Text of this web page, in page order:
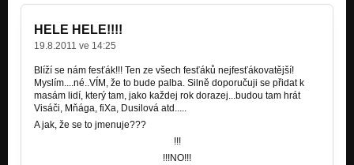
HELE HELE!!!!
19.8.2011 ve 14:25
Blíží se nám fesťák!!! Ten ze všech fesťáků nejfesťákovatější!
Myslím....né..VÍM, že to bude palba. Silně doporučuji se přidat k
masám lidí, který tam, jako každej rok dorazej...budou tam hrát
Visáči, Mňága, fiXa, Dusilová atd.....
A jak, že se to jmenuje???
!!!
!!!NO!!!